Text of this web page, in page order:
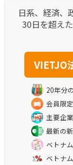
日系、経済、
30日を超え
20年分
会員限
主要企
最新の
ベトナ
ベトナ